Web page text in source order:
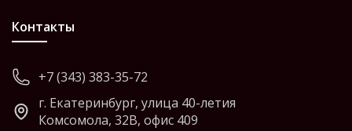
Контакты
+7 (343) 383-35-72
г. Екатеринбург, улица 40-летия
Комсомола, 32В, офис 409